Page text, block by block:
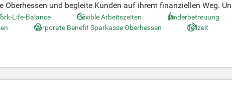
und begleite Kunden auf ihrem finanziellen Weg.
zu bieten. Nutze die Chance zur persönlichen und beruflichen
aktiv unsere Individualkunden ansprechen und
Life-Balance Flexible Arbeitszeiten
Kinderbetreuung
Corporate Benefit Sparkasse Oberhessen Teilzeit